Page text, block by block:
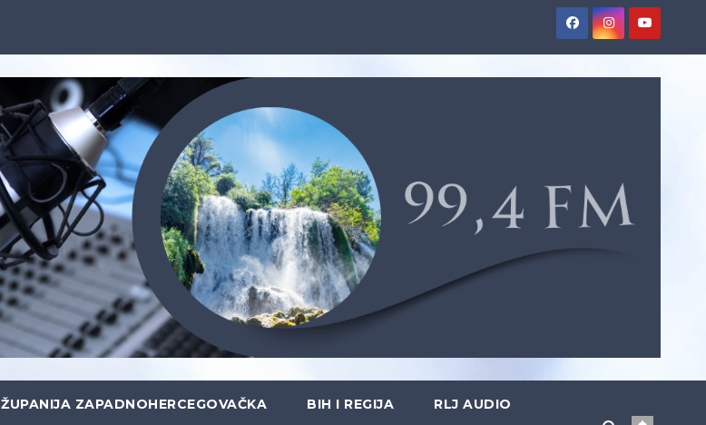
ŽUPANIJA ZAPADNOHERCEGOVAČKA BIH I REGIJA RLJ AUDIO